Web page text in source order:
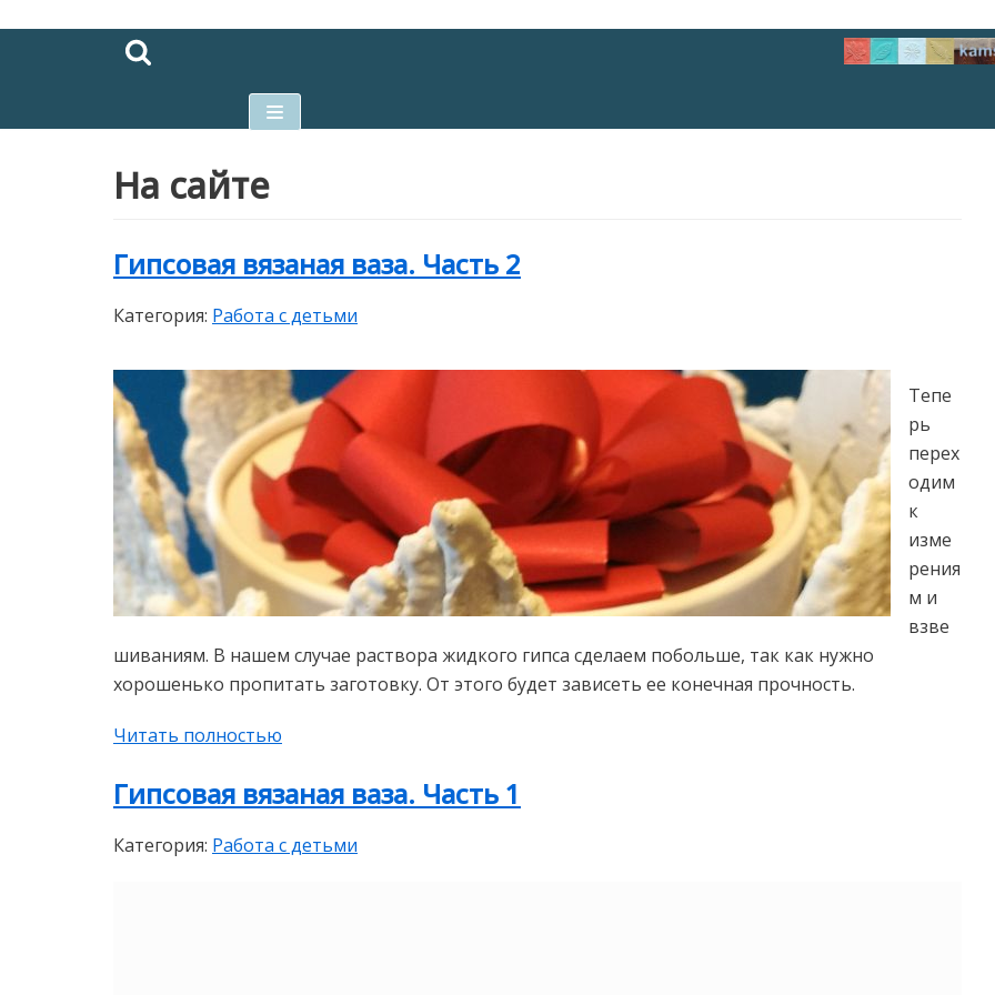
На сайте
Гипсовая вязаная ваза. Часть 2
Категория: Работа с детьми
Тепе
рь
перех
одим
к
изме
рения
м и
взве
шиваниям. В нашем случае раствора жидкого гипса сделаем побольше, так как нужно
хорошенько пропитать заготовку. От этого будет зависеть ее конечная прочность.
Читать полностью
Гипсовая вязаная ваза. Часть 1
Категория: Работа с детьми